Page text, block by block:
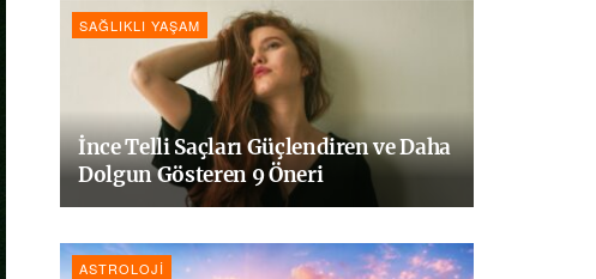
SAĞLIKLI YAŞAM
İnce Telli Saçları Güçlendiren ve Daha
Dolgun Gösteren 9 Öneri
ASTROLOJI